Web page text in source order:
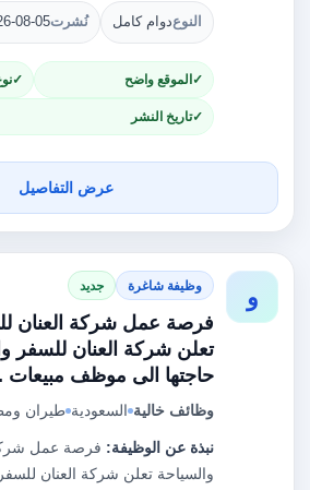
النوعدوام كامل نُشرت08-05
الموقع واضح
تاريخ النشر
عرض التفاصيل
و وظيفة شاغرة جديد
فرصة عمل شركة العنان
تعلن شركة العنان للسفر
حاجتها الى موظف مبيعات
وظائف خالية السعودية طيران
نبذة عن الوظيفة: فرصة عمل
والسياحة تعلن شركة العنان